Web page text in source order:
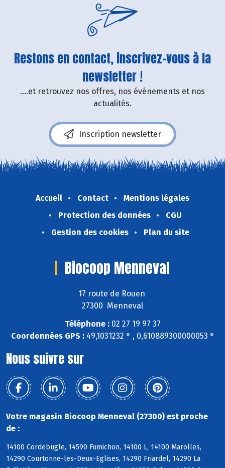
Restons en contact, inscrivez-vous à la
newsletter !
....et retrouvez nos offres, nos événements et nos
actualités.
Inscription newsletter
Accueil Contact
Mentions légales
Protection des données
CGU
Gestion des cookies
Plan du site
Biocoop Menneval
17 route de Rouen
27300 Menneval
Téléphone :02 27 19 97 37
Coordonnées GPS :49,1031232 ° , 0,610889300000053 °
Nous suivre sur
Votre magasin Biocoop Menneval (27300) est proche
de :
14100 Cordebugle, 14590 Fumichon, 14100 L, 14100 Marolles,
14290 Courtonne-les-Deux-Eglises, 14290 Friardel, 14290 La